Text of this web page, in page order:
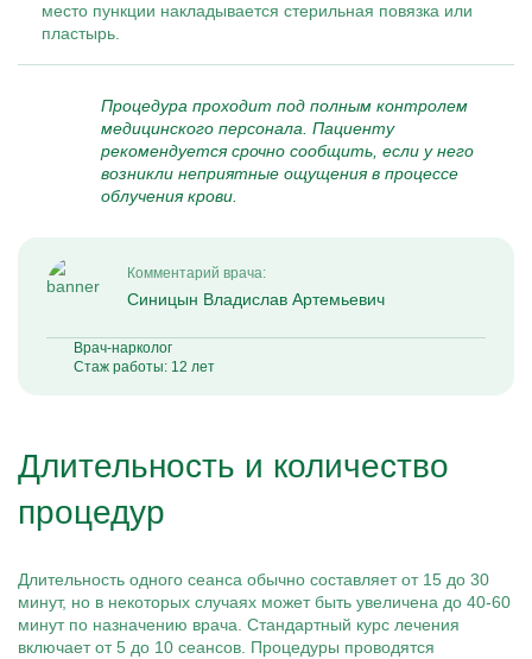
место пункции накладывается стерильная повязка или
пластырь.
Процедура проходит под полным контролем
медицинского персонала. Пациенту
рекомендуется срочно сообщить, если у него
возникли неприятные ощущения в процессе
облучения крови.
Комментарий врача:
Синицын Владислав Артемьевич
Врач-нарколог
Стаж работы: 12 лет
Длительность и количество
процедур
Длительность одного сеанса обычно составляет от 15 до 30
минут, но в некоторых случаях может быть увеличена до 40-60
минут по назначению врача. Стандартный курс лечения
включает от 5 до 10 сеансов. Процедуры проводятся